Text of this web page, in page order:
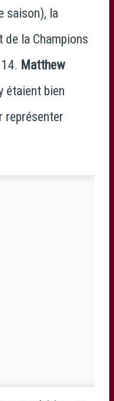
saison), la
la Champions
Matthew
étaient bien
représenter